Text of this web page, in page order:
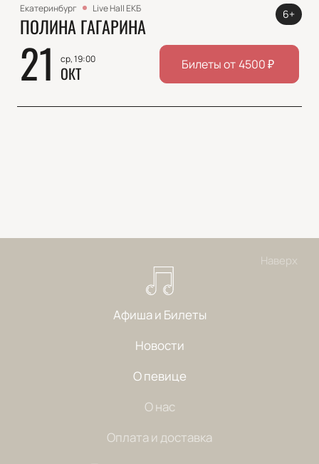
Екатеринбург Live Hall ЕКБ
ПОЛИНА ГАГАРИНА
21 ср, 19:00
ОКТ
6+
Билеты от4500₽
Наверх
Афиша и Билеты
Новости
О певице
О нас
Оплата и доставка